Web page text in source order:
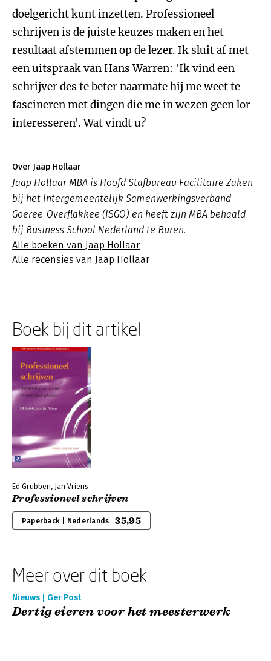
doelgericht kunt inzetten. Professioneel
schrijven is de juiste keuzes maken en het
resultaat afstemmen op de lezer. Ik sluit af met
een uitspraak van Hans Warren: 'Ik vind een
schrijver des te beter naarmate hij me weet te
fascineren met dingen die me in wezen geen lor
interesseren'. Wat vindt u?
Over Jaap Hollaar
Jaap Hollaar MBA is Hoofd Stafbureau Facilitaire Zaken
bij het Intergemeentelijk Samenwerkingsverband
Goeree-Overflakkee (ISGO) en heeft zijn MBA behaald
bij Business School Nederland te Buren.
Alle boeken van Jaap Hollaar
Alle recensies van Jaap Hollaar
Boek bij dit artikel
Ed Grubben, Jan Vriens
Professioneel schrijven
Paperback | Nederlands 35,95
Meer over dit boek
Nieuws | Ger Post
Dertig eieren voor het meesterwerk